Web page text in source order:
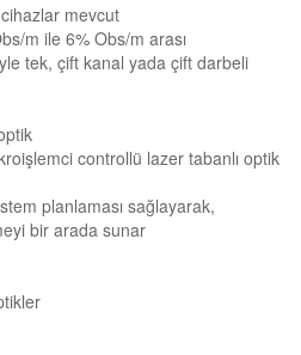
cihazlar mevcut
m ile 6% Obs/m arası
tek, çift kanal yada çift darbeli
controllü lazer tabanlı optik
planlaması sağlayarak,
bir arada sunar